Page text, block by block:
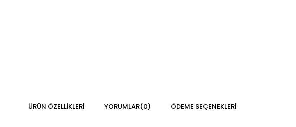
ÜRÜN ÖZELLIKLERI YORUMLAR(0) ÖDEME SEÇENEKLERI